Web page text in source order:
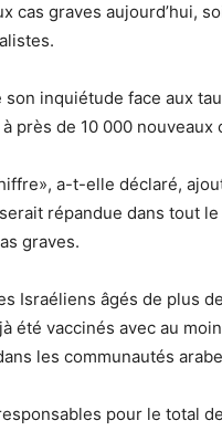
cas graves aujourd’hui,
inquiétude face aux
près de 10 000 nouveaux
a-t-elle déclaré,
répandue dans tout
graves.
Israéliens âgés de plus
été vaccinés avec au
les communautés
pour le total